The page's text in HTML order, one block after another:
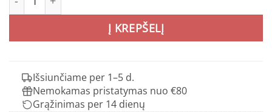
Į KREPŠELĮ
Išsiunčiame per 1–5 d.
Nemokamas pristatymas nuo €80
Grąžinimas per 14 dienų